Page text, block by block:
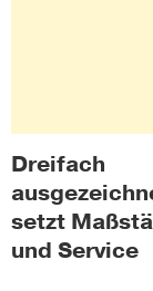
Dreifach
setzt
und Service